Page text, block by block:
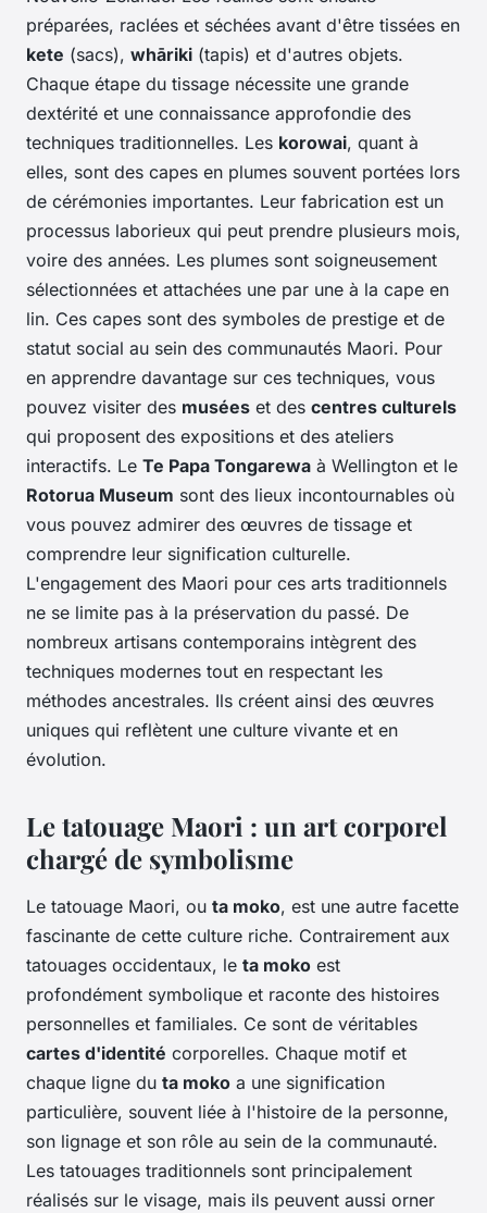
préparées, raclées et séchées avant d'être tissées en
kete (sacs), whāriki (tapis) et d'autres objets.
Chaque étape du tissage nécessite une grande
dextérité et une connaissance approfondie des
techniques traditionnelles. Les korowai, quant à
elles, sont des capes en plumes souvent portées lors
de cérémonies importantes. Leur fabrication est un
processus laborieux qui peut prendre plusieurs mois,
voire des années. Les plumes sont soigneusement
sélectionnées et attachées une par une à la cape en
lin. Ces capes sont des symboles de prestige et de
statut social au sein des communautés Maori. Pour
en apprendre davantage sur ces techniques, vous
pouvez visiter des musées et des centres culturels
qui proposent des expositions et des ateliers
interactifs. Le Te Papa Tongarewa à Wellington et le
Rotorua Museum sont des lieux incontournables où
vous pouvez admirer des œuvres de tissage et
comprendre leur signification culturelle.
L'engagement des Maori pour ces arts traditionnels
ne se limite pas à la préservation du passé. De
nombreux artisans contemporains intègrent des
techniques modernes tout en respectant les
méthodes ancestrales. Ils créent ainsi des œuvres
uniques qui reflètent une culture vivante et en
évolution.
Le tatouage Maori : un art corporel
chargé de symbolisme
Le tatouage Maori, ou ta moko, est une autre facette
fascinante de cette culture riche. Contrairement aux
tatouages occidentaux, le ta moko est
profondément symbolique et raconte des histoires
personnelles et familiales. Ce sont de véritables
cartes d'identité corporelles. Chaque motif et
chaque ligne du ta moko a une signification
particulière, souvent liée à l'histoire de la personne,
son lignage et son rôle au sein de la communauté.
Les tatouages traditionnels sont principalement
réalisés sur le visage, mais ils peuvent aussi orner